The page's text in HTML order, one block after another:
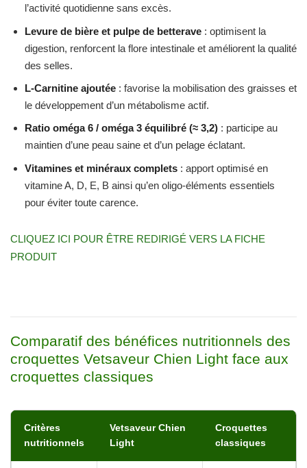
l’activité quotidienne sans excès.
Levure de bière et pulpe de betterave : optimisent la
digestion, renforcent la flore intestinale et améliorent la qualité
des selles.
L-Carnitine ajoutée : favorise la mobilisation des graisses et
le développement d’un métabolisme actif.
Ratio oméga 6 / oméga 3 équilibré (≈ 3,2) : participe au
maintien d’une peau saine et d’un pelage éclatant.
Vitamines et minéraux complets : apport optimisé en
vitamine A, D, E, B ainsi qu’en oligo-éléments essentiels
pour éviter toute carence.
CLIQUEZ ICI POUR ÊTRE REDIRIGÉ VERS LA FICHE
PRODUIT
Comparatif des bénéfices nutritionnels des
croquettes Vetsaveur Chien Light face aux
croquettes classiques
Critères
nutritionnels
Vetsaveur Chien
Light
Croquettes
classiques